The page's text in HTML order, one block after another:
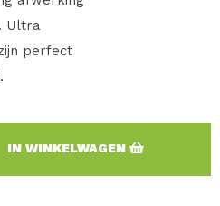
Ultra
perfect
IN WINKELWAGEN